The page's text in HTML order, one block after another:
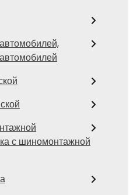
с шиномонтажной